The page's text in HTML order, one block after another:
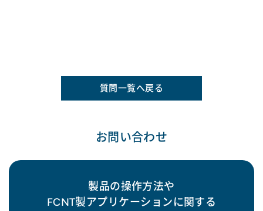
質問一覧へ戻る
お問い合わせ
製品の操作方法や
FCNT製アプリケーションに関する